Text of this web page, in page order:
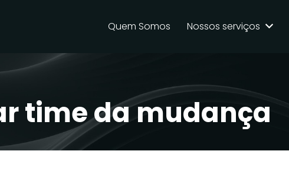
Quem Somos Nossos serviços
time da mudança